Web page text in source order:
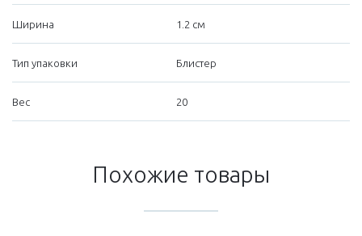
Ширина 1.2 см
Тип упаковки Блистер
Вес 20
Похожие товары